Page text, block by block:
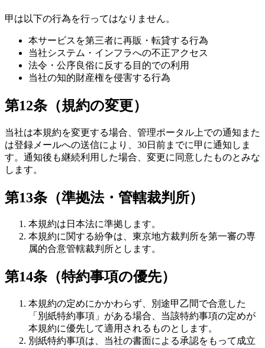
甲は以下の行為を行ってはなりません。
本サービスを第三者に再販・転貸する行為
当社システム・インフラへの不正アクセス
法令・公序良俗に反する目的での利用
当社の知的財産権を侵害する行為
第12条（規約の変更）
当社は本規約を変更する場合、管理ポータル上での通知また
は登録メールへの送信により、30日前までに甲に通知しま
す。通知後も継続利用した場合、変更に同意したものとみな
します。
第13条（準拠法・管轄裁判所）
本規約は日本法に準拠します。
本規約に関する紛争は、東京地方裁判所を第一審の専
属的合意管轄裁判所とします。
第14条（特約事項の優先）
本規約の定めにかかわらず、別途甲乙間で合意した
「別紙特約事項」がある場合、当該特約事項の定めが
本規約に優先して適用されるものとします。
別紙特約事項は、当社の書面による承認をもって成立